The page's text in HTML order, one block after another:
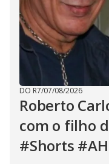
DO R7/07/08/2026
Roberto
com o filho
#Shorts